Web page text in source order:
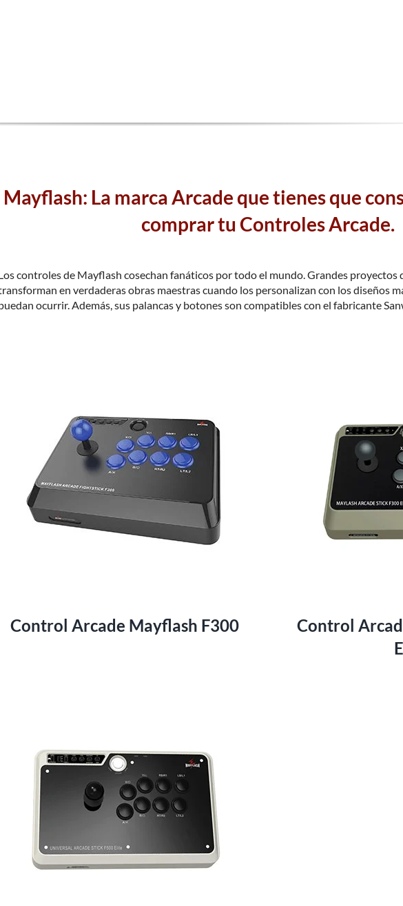
Mayflash: La marca Arcade que tienes que
comprar tu Controles Arcade.
controles de Mayflash cosechan fanáticos por todo el mundo. Grandes proyectos
en verdaderas obras maestras cuando los personalizan con los diseños
ocurrir. Además, sus palancas y botones son compatibles con el fabricante
Control Arcade Mayflash F300
Control